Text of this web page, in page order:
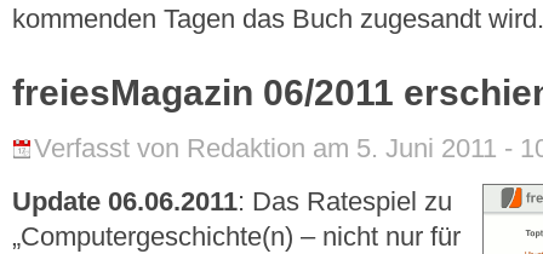
kommenden Tagen das Buch zugesandt wird.
freiesMagazin 06/2011
Verfasst von Redaktion am 5. Juni 2011 -
Update 06.06.2011: Das Ratespiel zu
„Computergeschichte(n) – nicht nur für